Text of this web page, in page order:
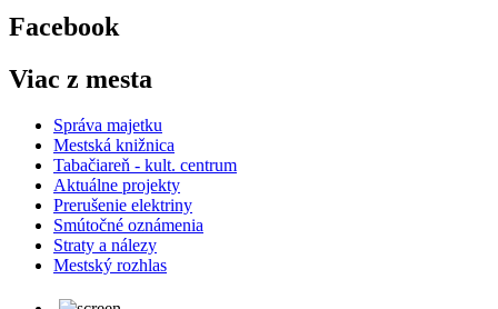
Facebook
Viac z mesta
Správa majetku
Mestská knižnica
Tabačiareň - kult. centrum
Aktuálne projekty
Prerušenie elektriny
Smútočné oznámenia
Straty a nálezy
Mestský rozhlas